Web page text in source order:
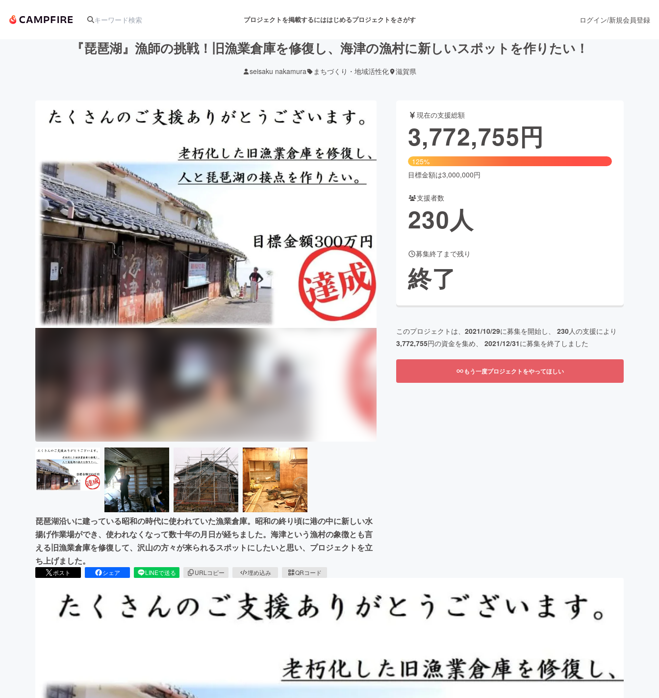
プロジェクトを掲載するにははじめるプロジェクトをさがす
アート・写真 音楽 舞台・パフォーマンス
ゲーム・サービス開発 ファッション
映像・映画 書籍・雑誌出版
ビジネス・起業 ビューティー・ヘルスケア
まちづくり・地域活性化
CAMPFIRE for Social Good
CAMPFIRE Creation
CAMPFIREふるさと納税 machi-yaコミュニティ
ログイン/新規会員登録
『琵琶湖』漁師の挑戦！旧漁業倉庫を修復し、海津の漁村に新しいスポットを作りたい！
seisaku nakamura まちづくり・地域活性化 滋賀県
琵琶湖沿いに建っている昭和の時代に使われていた漁業倉庫。昭和の終り頃に港の中に新しい水
揚げ作業場ができ、使われなくなって数十年の月日が経ちました。海津という漁村の象徴とも言
える旧漁業倉庫を修復して、沢山の方々が来られるスポットにしたいと思い、プロジェクトを立
ち上げました。
ポスト シェア LINEで送る URLコピー 埋め込み QRコード
現在の支援総額
3,772,755円
125%
目標金額は3,000,000円
支援者数
230人
募集終了まで残り
終了
このプロジェクトは、 2021/10/29に募集を開始し、 230人の支援により
3,772,755円の資金を集め、 2021/12/31に募集を終了しました
もう一度プロジェクトをやってほしい